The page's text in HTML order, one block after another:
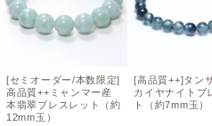
[セミオーダー/本数限定]
高品質++ミャンマー産
本翡翠ブレスレット（約
12mm玉）
[高品質++]タン
カイヤナイトブ
ト（約7mm玉）